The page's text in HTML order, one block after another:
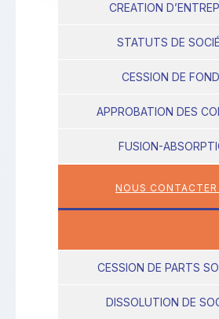
CREATION
STATUTS DE
CESSION DE
APPROBATION DES
FUSION-
NOUS CONTACTER
CESSION DE PARTS
DISSOLUTION DE